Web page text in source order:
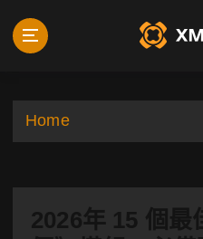
Home
2026年 15 個最